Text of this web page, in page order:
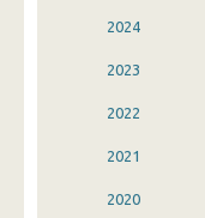
2024
2023
2022
2021
2020